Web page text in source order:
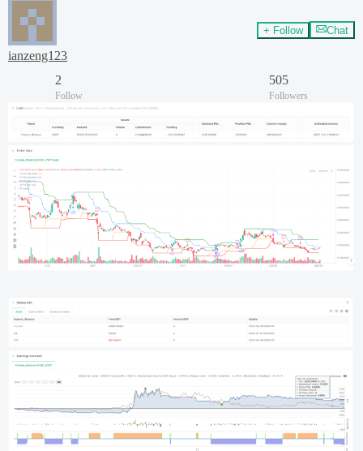
ianzeng123
+ Follow Chat
2
Follow
505
Followers